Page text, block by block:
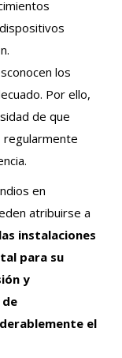
los
Por ello,
de que
regularmente
en
atribuirse a
instalaciones
para su
y
el